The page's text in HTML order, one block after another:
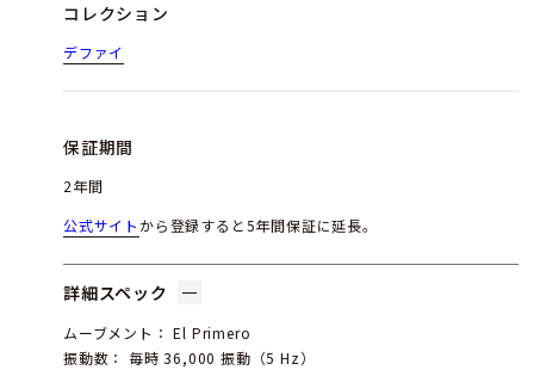
コレクション
デファイ
保証期間
2年間
公式サイト から登録すると5年間保証に延長。
詳細スペック
ムーブメント： El Primero
振動数： 毎時 36,000 振動（5 Hz）